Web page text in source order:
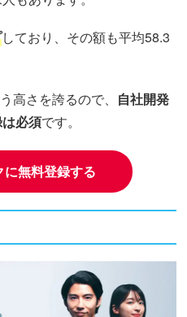
しており、その額も平均58.3
高さを誇るので、 自社開発
必須です。
無料登録する